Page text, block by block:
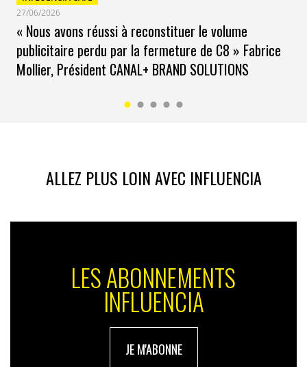
Elsa Trang –Elsa.trang@invibes.com
27/06/2026
« Nous avons réussi à reconstituer le volume
publicitaire perdu par la fermeture de C8 » Fabrice
Mollier, Président CANAL+ BRAND SOLUTIONS
ALLEZ PLUS LOIN AVEC INFLUENCIA
LES ABONNEMENTS
INFLUENCIA
JE M'ABONNE